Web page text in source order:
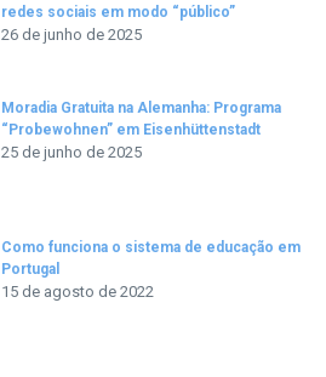
redes sociais em modo “público”
26 de junho de 2025
Moradia Gratuita na Alemanha: Programa
“Probewohnen” em Eisenhüttenstadt
25 de junho de 2025
Como funciona o sistema de educação em
Portugal
15 de agosto de 2022